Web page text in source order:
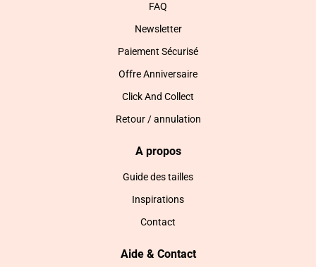
FAQ
Newsletter
Paiement Sécurisé
Offre Anniversaire
Click And Collect
Retour / annulation
A propos
Guide des tailles
Inspirations
Contact
Aide & Contact